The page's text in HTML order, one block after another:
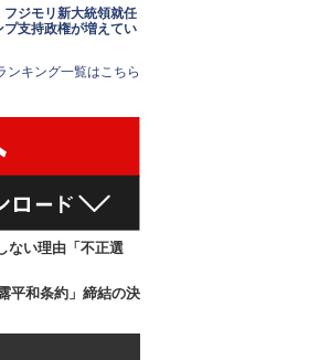
ジモリ新大統領就任
支持政権が増えてい
ンキング一覧はこちら
ない理由「不正選
平和条約」締結の決